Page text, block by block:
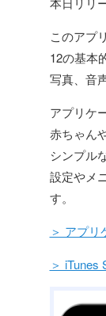
このアプ
12の基本
写真、音
アプリケ
赤ちゃん
シンプル
設定やメ
す。
＞ アプリ
＞ iTunes